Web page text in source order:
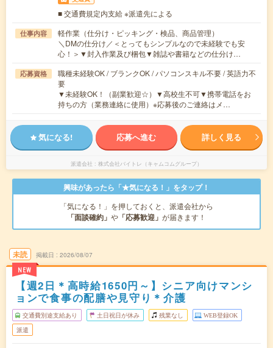
■ 交通費規定内支給 ※派遣先による
仕事内容
軽作業（仕分け・ピッキング・検品、商品管理）
＼DMの仕分け／＜とってもシンプルなので未経験でも安
心！＞▼封入作業及び梱包▼雑誌や書籍などの仕分け…
応募資格
職種未経験OK / ブランクOK / パソコンスキル不要 / 英語力不
要
▼未経験OK！（副業歓迎☆）▼高校生不可▼携帯電話をお
持ちの方（業務連絡に使用）※応募後のご連絡はメ…
気になる! 応募へ進む 詳しく見る
派遣会社 株式会社バイトレ（キャムコムグループ）
興味があったら「★気になる！」をタップ！
「気になる！」を押しておくと、派遣会社から
「面談確約」 や 「応募歓迎」 が届きます！
未読
NEW
掲載日 2026/08/07
【週2日＊高時給1650円～】シニア向けマンシ
ョンで食事の配膳や見守り＊介護
交通費別途支給あり 土日祝日が休み 残業なし WEB登録OK
派遣